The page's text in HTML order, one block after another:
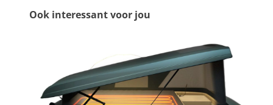
Ook interessant voor jou